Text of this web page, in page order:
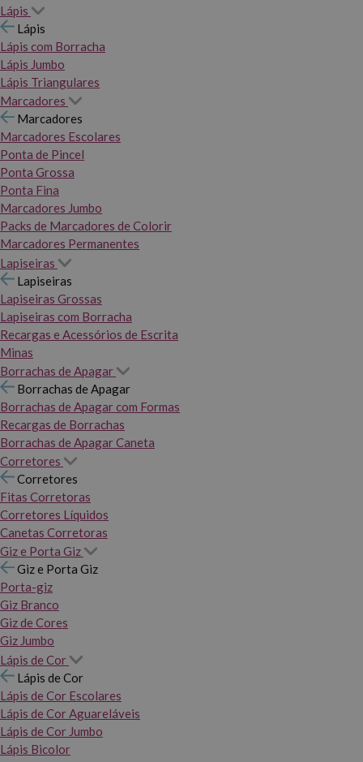
Lápis
Lápis
Lápis com Borracha
Lápis Jumbo
Lápis Triangulares
Marcadores
Marcadores
Marcadores Escolares
Ponta de Pincel
Ponta Grossa
Ponta Fina
Marcadores Jumbo
Packs de Marcadores de Colorir
Marcadores Permanentes
Lapiseiras
Lapiseiras
Lapiseiras Grossas
Lapiseiras com Borracha
Recargas e Acessórios de Escrita
Minas
Borrachas de Apagar
Borrachas de Apagar
Borrachas de Apagar com Formas
Recargas de Borrachas
Borrachas de Apagar Caneta
Corretores
Corretores
Fitas Corretoras
Corretores Líquidos
Canetas Corretoras
Giz e Porta Giz
Giz e Porta Giz
Porta-giz
Giz Branco
Giz de Cores
Giz Jumbo
Lápis de Cor
Lápis de Cor
Lápis de Cor Escolares
Lápis de Cor Aguareláveis
Lápis de Cor Jumbo
Lápis Bicolor